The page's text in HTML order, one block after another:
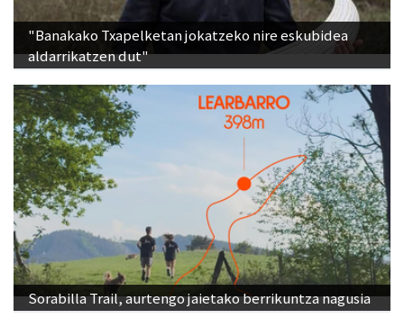
"Banakako Txapelketan jokatzeko nire eskubidea
aldarrikatzen dut"
Sorabilla Trail, aurtengo jaietako berrikuntza nagusia